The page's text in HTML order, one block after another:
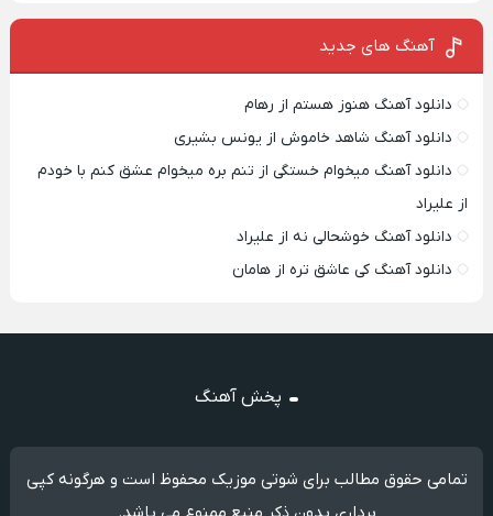
آهنگ های جدید
دانلود آهنگ هنوز هستم از رهام
دانلود آهنگ شاهد خاموش از یونس بشیری
دانلود آهنگ میخوام خستگی از تنم بره میخوام عشق کنم با خودم
از علیراد
دانلود آهنگ خوشحالی نه از علیراد
دانلود آهنگ کی عاشق تره از هامان
پخش آهنگ
تمامی حقوق مطالب برای شوتی موزیک محفوظ است و هرگونه کپی